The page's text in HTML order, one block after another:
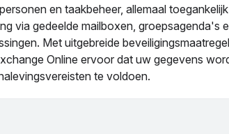
en taakbeheer, allemaal
via gedeelde mailboxen, groepsagenda's
Met uitgebreide
Online ervoor dat uw gegevens
te voldoen.